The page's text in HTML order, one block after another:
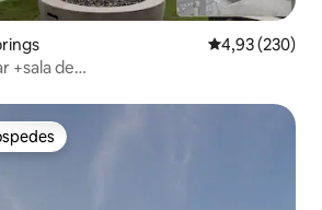
4,93 de uma
4,93 (230)
+sala de
dos hóspedes